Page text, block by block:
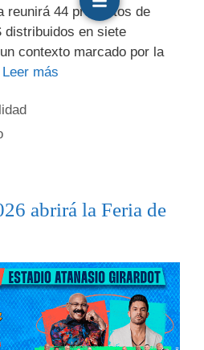
reunirá 44 proyectos de
distribuidos en siete
contexto marcado por la
Leer más
abrirá la Feria de